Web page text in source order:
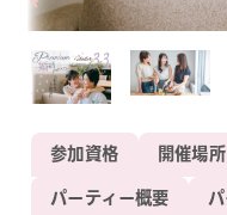
参加資格 開催場所
パーティー概要